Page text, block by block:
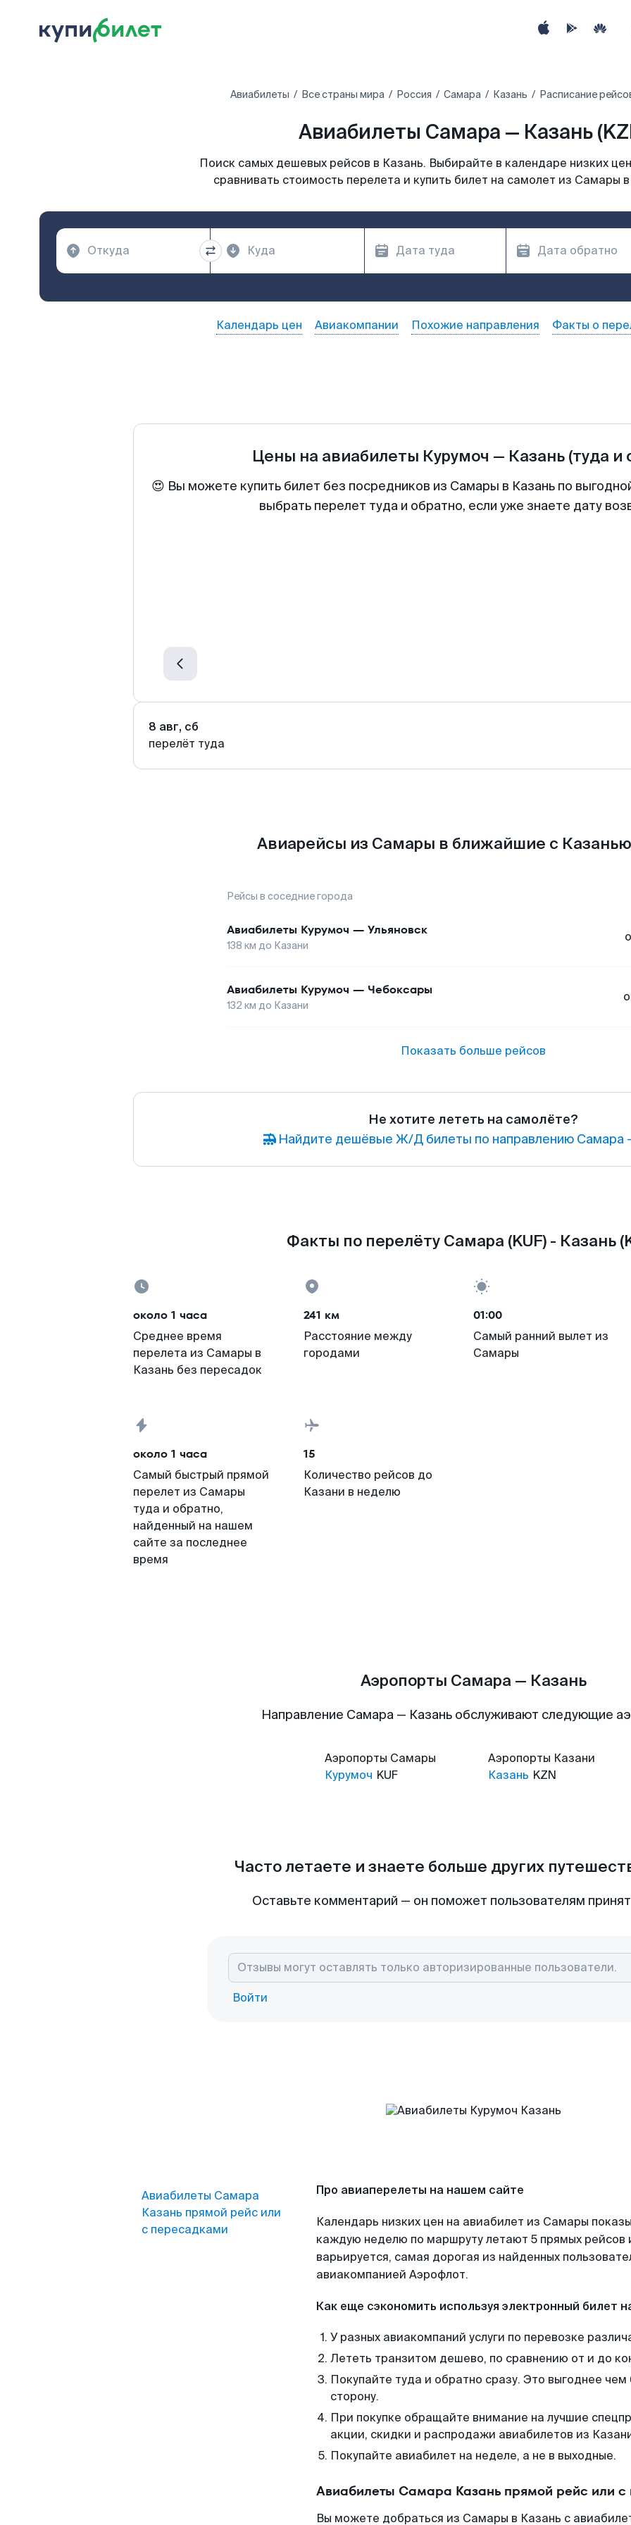
Авиабилеты Все страны мира Россия Самара Казань Расписание
Авиабилеты Самара — Казань
Поиск самых дешевых рейсов в Казань. Выбирайте в календаре низких
сравнивать стоимость перелета и купить билет на самолет из Самары
Календарь цен Авиакомпании Похожие направления Факты о
Цены на авиабилеты Курумоч — Казань (туда и
😍 Вы можете купить билет без посредников из Самары в Казань по
выбрать перелет туда и обратно, если уже знаете дату
8 авг, сб
перелёт туда
Авиарейсы из Самары в ближайшие с
Рейсы в соседние города
Авиабилеты Курумоч — Ульяновск
138 км до Казани
Авиабилеты Курумоч — Чебоксары
132 км до Казани
Показать больше рейсов
Не хотите лететь на самолёте?
Найдите дешёвые Ж/Д билеты по направлению Самара
Факты по перелёту Самара (KUF) - Казань
около 1 часа
Среднее время
перелета из Самары в
Казань без пересадок
241 км
Расстояние между
городами
01:00
Самый ранний вылет из
Самары
около 1 часа
Самый быстрый прямой
перелет из Самары
туда и обратно,
найденный на нашем
сайте за последнее
время
15
Количество рейсов до
Казани в неделю
Аэропорты Самара — Казань
Направление Самара — Казань обслуживают следующие
Аэропорты Самары
Курумоч KUF
Аэропорты Казани
Казань KZN
Часто летаете и знаете больше других
Оставьте комментарий — он поможет пользователям
Войти
Авиабилеты Самара
Казань прямой рейс или
с пересадками
Про авиаперелеты на нашем сайте
Календарь низких цен на авиабилет из Самары
каждую неделю по маршруту летают 5 прямых рейсов
варьируется, самая дорогая из найденных
авиакомпанией Аэрофлот.
Как еще сэкономить используя электронный билет
У разных авиакомпаний услуги по перевозке
Лететь транзитом дешево, по сравнению от и до
Покупайте туда и обратно сразу. Это выгоднее
сторону.
При покупке обращайте внимание на лучшие
акции, скидки и распродажи авиабилетов из
Покупайте авиабилет на неделе, а не в выходные.
Авиабилеты Самара Казань прямой рейс или
Вы можете добраться из Самары в Казань с